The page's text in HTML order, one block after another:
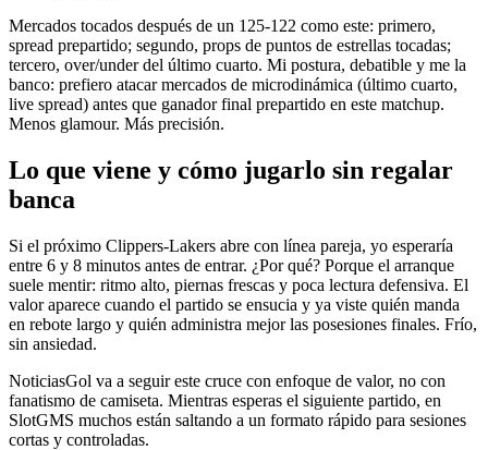
Mercados tocados después de un 125-122 como este: primero,
spread prepartido; segundo, props de puntos de estrellas tocadas;
tercero, over/under del último cuarto. Mi postura, debatible y me la
banco: prefiero atacar mercados de microdinámica (último cuarto,
live spread) antes que ganador final prepartido en este matchup.
Menos glamour. Más precisión.
Lo que viene y cómo jugarlo sin regalar
banca
Si el próximo Clippers-Lakers abre con línea pareja, yo esperaría
entre 6 y 8 minutos antes de entrar. ¿Por qué? Porque el arranque
suele mentir: ritmo alto, piernas frescas y poca lectura defensiva. El
valor aparece cuando el partido se ensucia y ya viste quién manda
en rebote largo y quién administra mejor las posesiones finales. Frío,
sin ansiedad.
NoticiasGol va a seguir este cruce con enfoque de valor, no con
fanatismo de camiseta. Mientras esperas el siguiente partido, en
SlotGMS muchos están saltando a un formato rápido para sesiones
cortas y controladas.